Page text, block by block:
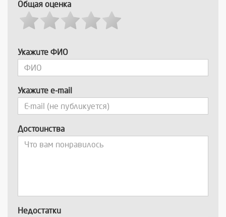
Общая оценка
Укажите ФИО
Укажите e-mail
Достоинства
Недостатки